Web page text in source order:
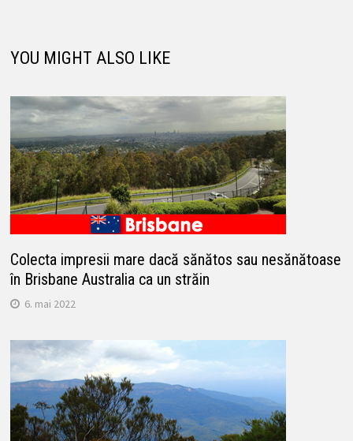
YOU MIGHT ALSO LIKE
Colecta impresii mare dacă sănătos sau nesănătoase
în Brisbane Australia ca un străin
6. mai 2022